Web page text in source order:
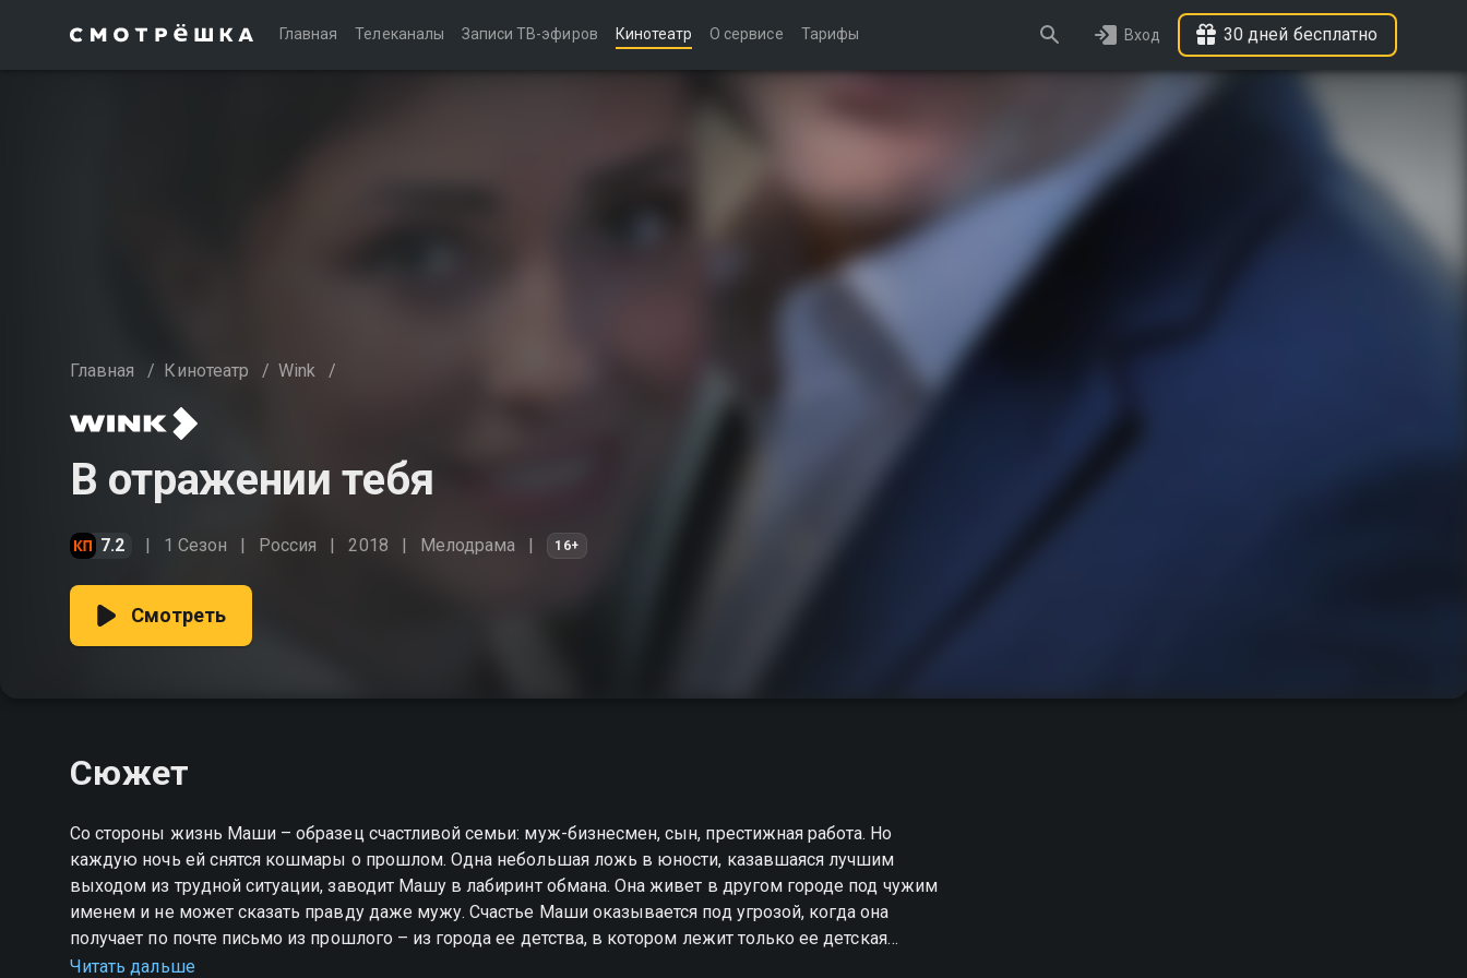
Главная Телеканалы Записи ТВ-эфиров Кинотеатр О сервисе Тарифы Вход 30 дней бесплатно
Главная / Кинотеатр / Wink /
В отражении тебя
7.2 1 Сезон Россия 2018 Мелодрама 16+
Смотреть
Сюжет
Со стороны жизнь Маши – образец счастливой семьи: муж-бизнесмен, сын, престижная работа. Но
каждую ночь ей снятся кошмары о прошлом. Одна небольшая ложь в юности, казавшаяся лучшим
выходом из трудной ситуации, заводит Машу в лабиринт обмана. Она живет в другом городе под чужим
именем и не может сказать правду даже мужу. Счастье Маши оказывается под угрозой, когда она
получает по почте письмо из прошлого – из города ее детства, в котором лежит только ее детская
фотография...
Читать дальше